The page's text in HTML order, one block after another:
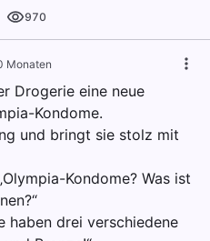
970
Monaten
Drogerie eine neue
Kondome.
und bringt sie stolz mit
Kondome? Was ist
haben drei verschiedene